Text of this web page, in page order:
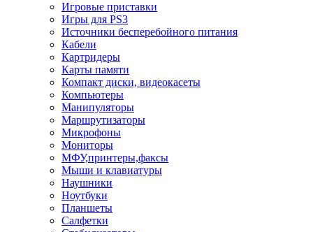
Игровые приставки
Игры для PS3
Источники бесперебойного питания
Кабели
Картридеры
Карты памяти
Компакт диски, видеокасеты
Компьютеры
Манипуляторы
Маршрутизаторы
Микрофоны
Мониторы
МФУ,принтеры,факсы
Мыши и клавиатуры
Наушники
Ноутбуки
Планшеты
Салфетки